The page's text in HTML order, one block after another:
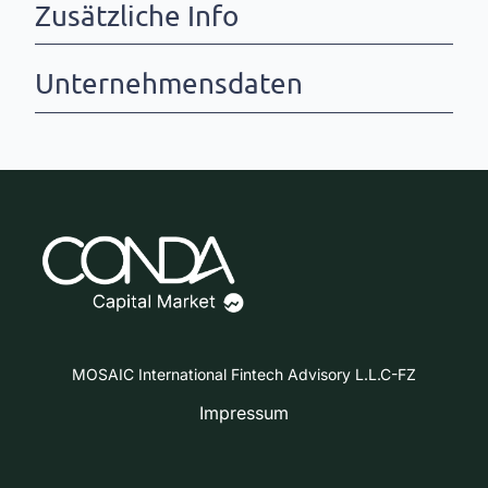
Zusätzliche Info
Unternehmensdaten
MOSAIC International Fintech Advisory L.L.C-FZ
Impressum